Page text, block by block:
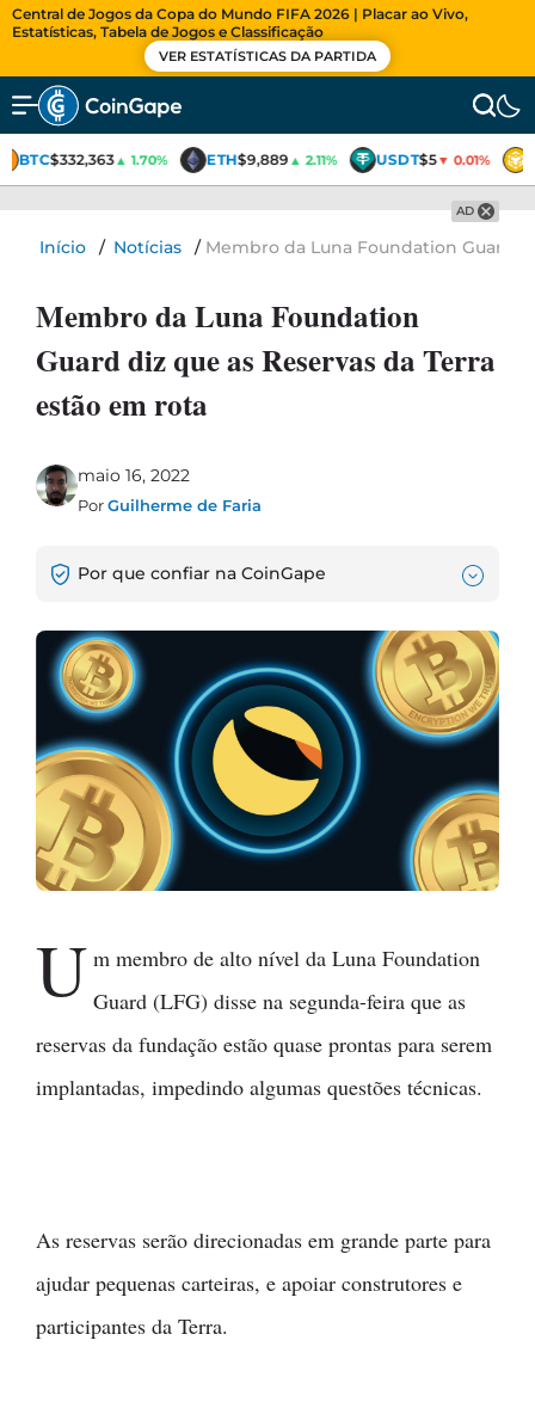
Central de Jogos da Copa do Mundo FIFA 2026 | Placar ao Vivo,
Estatísticas, Tabela de Jogos e Classificação
VER ESTATÍSTICAS DA PARTIDA
BTC$332,363▲ 1.70% ETH$9,889▲ 2.11% USDT$5▼ 0.01%
AD
Início / Notícias / Membro da Luna Foundation Guard
Membro da Luna Foundation
Guard diz que as Reservas da Terra
estão em rota
maio 16, 2022
PorGuilherme de Faria
Por que confiar na CoinGape
U m membro de alto nível da Luna Foundation
Guard (LFG) disse na segunda-feira que as
reservas da fundação estão quase prontas para serem
implantadas, impedindo algumas questões técnicas.
As reservas serão direcionadas em grande parte para
ajudar pequenas carteiras, e apoiar construtores e
participantes da Terra.